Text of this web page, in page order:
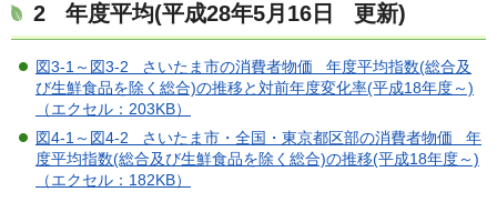
2 年度平均(平成28年5月16日 更新)
図3-1～図3-2 さいたま市の消費者物価 年度平均指数(総合及
び生鮮食品を除く総合)の推移と対前年度変化率(平成18年度～)
（エクセル：203KB）
図4-1～図4-2 さいたま市・全国・東京都区部の消費者物価 年
度平均指数(総合及び生鮮食品を除く総合)の推移(平成18年度～)
（エクセル：182KB）